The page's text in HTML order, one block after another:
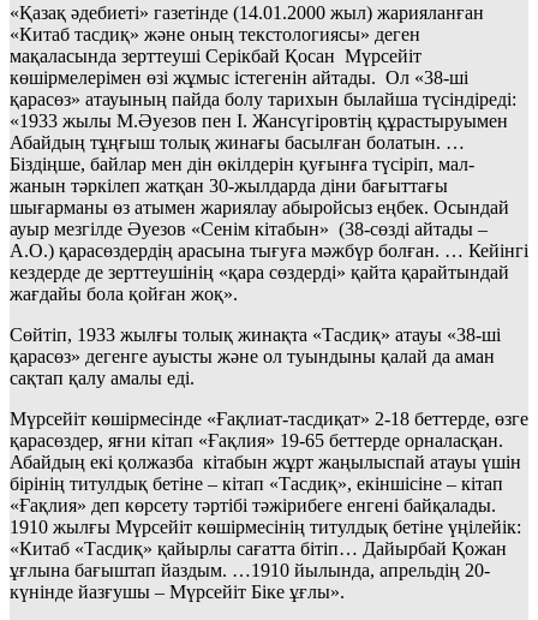
«Қазақ әдебиеті» газетінде (14.01.2000 жыл) жарияланған
«Китаб тасдиқ» және оның текстологиясы» деген
мақаласында зерттеуші Серікбай Қосан Мүрсейіт
көшірмелерімен өзі жұмыс істегенін айтады. Ол «38-ші
қарасөз» атауының пайда болу тарихын былайша түсіндіреді:
«1933 жылы М.Әуезов пен I. Жансүгіровтің құрастыруымен
Абайдың тұңғыш толық жинағы басылған болатын. …
Біздіңше, байлар мен дін өкілдерін қуғынға түсіріп, мал-
жанын тәркілеп жатқан 30-жылдарда діни бағыттағы
шығарманы өз атымен жариялау абыройсыз еңбек. Осындай
ауыр мезгілде Әуезов «Сенім кітабын» (38-сөзді айтады –
А.О.) қарасөздердің арасына тығуға мәжбүр болған. … Кейінгі
кездерде де зерттеушінің «қара сөздерді» қайта қарайтындай
жағдайы бола қойған жоқ».
Сөйтіп, 1933 жылғы толық жинақта «Тасдиқ» атауы «38-ші
қарасөз» дегенге ауысты және ол туындыны қалай да аман
сақтап қалу амалы еді.
Мүрсейіт көшірмесінде «Ғақлиат-тасдиқат» 2-18 беттерде, өзге
қарасөздер, яғни кітап «Ғақлия» 19-65 беттерде орналасқан.
Абайдың екі қолжазба кітабын жұрт жаңылыспай атауы үшін
бірінің титулдық бетіне – кітап «Тасдиқ», екіншісіне – кітап
«Ғақлия» деп көрсету тәртібі тәжірибеге енгені байқалады.
1910 жылғы Мүрсейіт көшірмесінің титулдық бетіне үңілейік:
«Китаб «Тасдиқ» қайырлы сағатта бітіп… Дайырбай Қожан
ұғлына бағыштап йаздым. …1910 йылында, апрельдің 20-
күнінде йазғушы – Мүрсейіт Біке ұғлы».